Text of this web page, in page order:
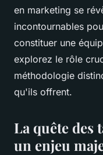
en marketing se
incontournables
constituer une
explorez le rôle
méthodologie
qu'ils offrent.
La quête des
un enjeu